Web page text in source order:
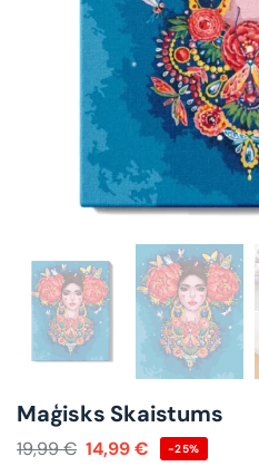
Maģisks Skaistums
19,99€ 14,99€ -25%